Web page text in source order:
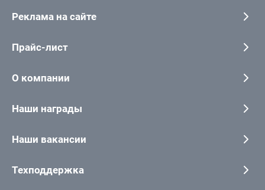
Реклама на сайте
Прайс-лист
О компании
Наши награды
Наши вакансии
Техподдержка